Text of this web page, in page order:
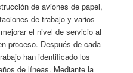
de aviones de papel,
de trabajo y varios
el nivel de servicio al
proceso. Después de cada
han identificado los
de líneas. Mediante la